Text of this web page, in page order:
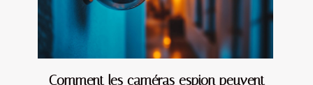
Comment les caméras espion peuvent